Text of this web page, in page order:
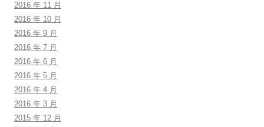
2016 年 11 月
2016 年 10 月
2016 年 9 月
2016 年 7 月
2016 年 6 月
2016 年 5 月
2016 年 4 月
2016 年 3 月
2015 年 12 月